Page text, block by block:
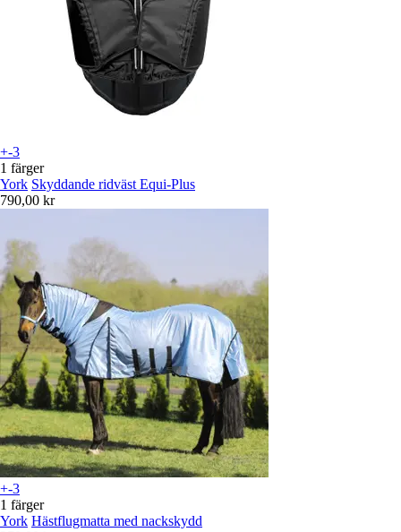
+-3
1 färger
York Skyddande ridväst Equi-Plus
790,00 kr
+-3
1 färger
York Hästflugmatta med nackskydd